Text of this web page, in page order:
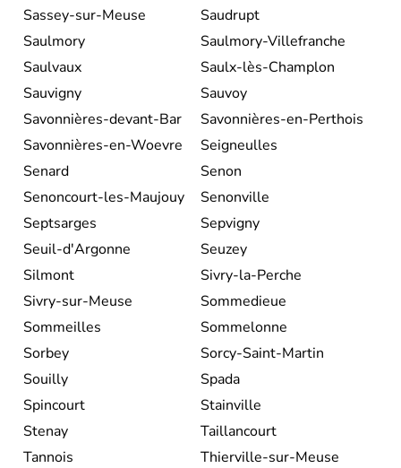
Sassey-sur-Meuse
Saudrupt
Saulmory
Saulmory-Villefranche
Saulvaux
Saulx-lès-Champlon
Sauvigny
Sauvoy
Savonnières-devant-Bar
Savonnières-en-Perthois
Savonnières-en-Woevre
Seigneulles
Senard
Senon
Senoncourt-les-Maujouy
Senonville
Septsarges
Sepvigny
Seuil-d'Argonne
Seuzey
Silmont
Sivry-la-Perche
Sivry-sur-Meuse
Sommedieue
Sommeilles
Sommelonne
Sorbey
Sorcy-Saint-Martin
Souilly
Spada
Spincourt
Stainville
Stenay
Taillancourt
Tannois
Thierville-sur-Meuse